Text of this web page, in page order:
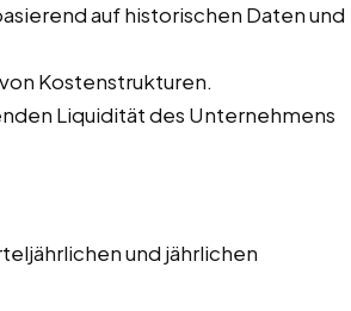
auf historischen Daten und
Kostenstrukturen.
Liquidität des Unternehmens
und jährlichen